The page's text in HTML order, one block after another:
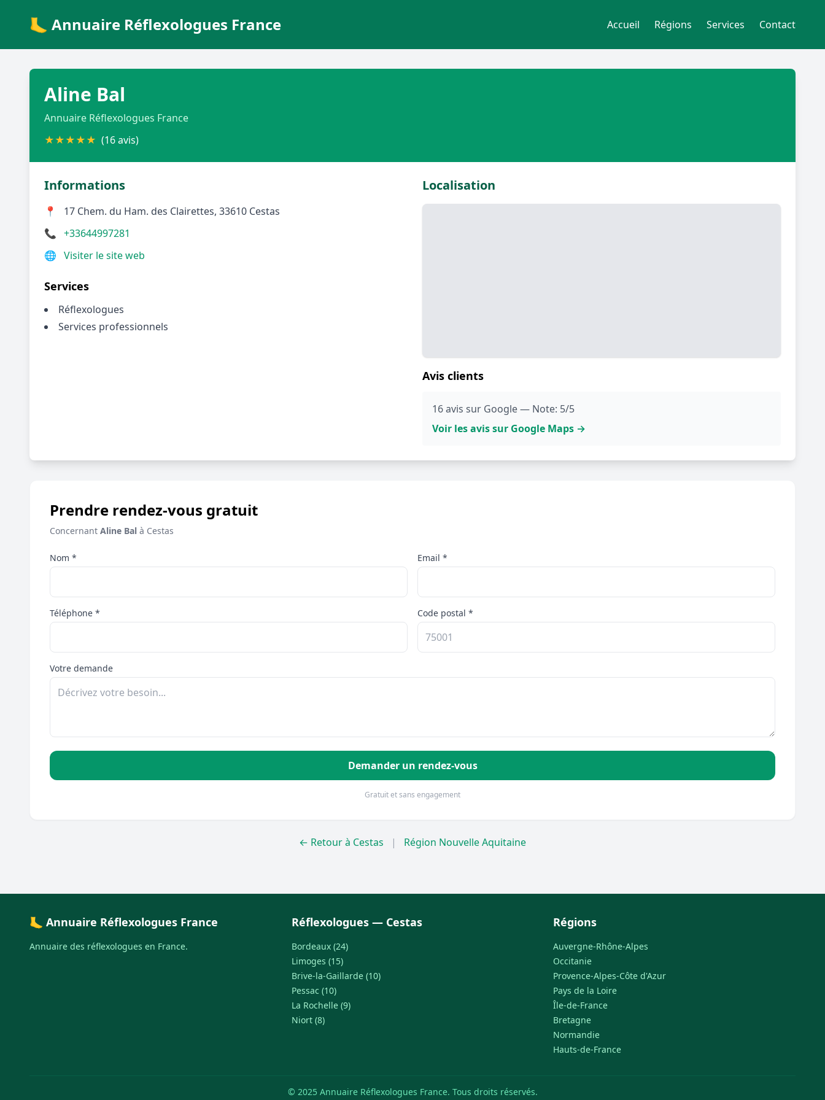
🦶 Annuaire Réflexologues France Accueil Régions Services Contact
Aline Bal
Annuaire Réflexologues France
★★★★★ (16 avis)
Informations
📍
17 Chem. du Ham. des Clairettes, 33610 Cestas
📞 +33644997281
🌐 Visiter le site web
Services
Réflexologues
Services professionnels
Localisation
Avis clients
16 avis sur Google — Note: 5/5
Voir les avis sur Google Maps →
Prendre rendez-vous gratuit
Concernant Aline Bal à Cestas
Nom * Email *
Téléphone * Code postal *
Votre demande
Demander un rendez-vous
Gratuit et sans engagement
← Retour à Cestas | Région Nouvelle Aquitaine
🦶 Annuaire Réflexologues France
Annuaire des réflexologues en France.
Réflexologues — Cestas
Bordeaux (24)
Limoges (15)
Brive-la-Gaillarde (10)
Pessac (10)
La Rochelle (9)
Niort (8)
Régions
Auvergne-Rhône-Alpes
Occitanie
Provence-Alpes-Côte d'Azur
Pays de la Loire
Île-de-France
Bretagne
Normandie
Hauts-de-France
© 2025 Annuaire Réflexologues France. Tous droits réservés.